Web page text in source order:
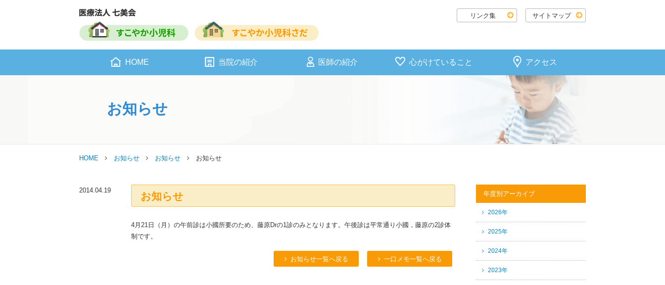
リンク集 サイトマップ
HOME 当院の紹介 医師の紹介 心がけていること アクセス
お知らせ
HOME お知らせ お知らせ お知らせ
2014.04.19
お知らせ
4月21日（月）の午前診は小國所要のため、藤原Drの1診のみとなります。午後診は平常通り小國，藤原の2診体
制です。
お知らせ一覧へ戻る 一口メモ一覧へ戻る
年度別アーカイブ
2026年
2025年
2024年
2023年